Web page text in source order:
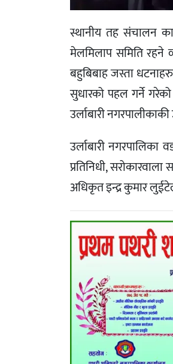
स्थानीय तह संचालन
मेलमिलाप समिति रहने
बहुबिबाह जस्ता
सुधारको पहल गर्ने
उर्लाबारी
उर्लाबारी
प्रतिनिधी,
अधिकृत इन्द्र कुमार